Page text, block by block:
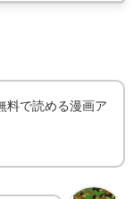
料で読める漫画ア